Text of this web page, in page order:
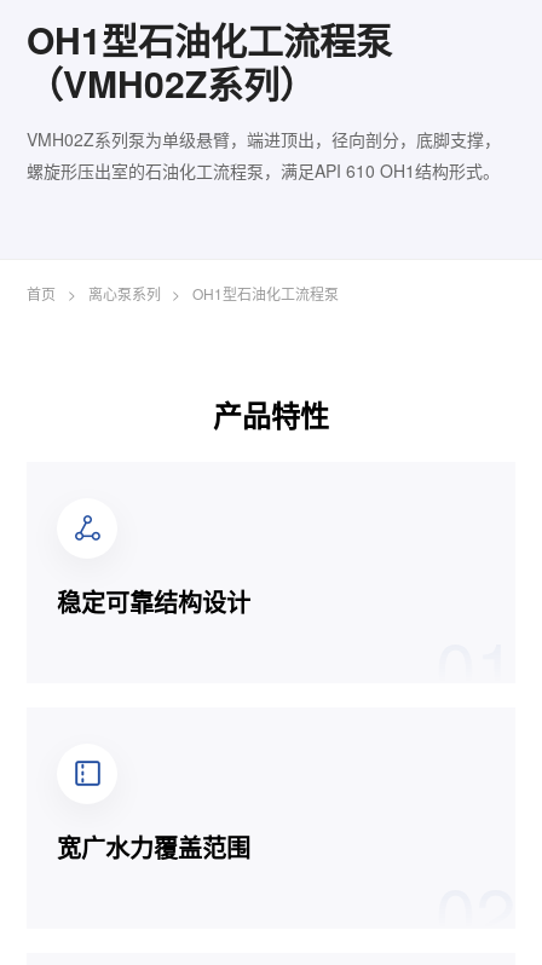
OH1型石油化工流程泵
（VMH02Z系列）
VMH02Z系列泵为单级悬臂，端进顶出，径向剖分，底脚支撑，
螺旋形压出室的石油化工流程泵，满足API 610 OH1结构形式。
首页 > 离心泵系列 > OH1型石油化工流程泵
产品特性
稳定可靠结构设计
宽广水力覆盖范围